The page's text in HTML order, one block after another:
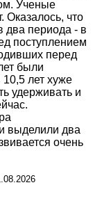
Ученые
Оказалось, что
два периода - в
поступлением
перед
были
10,5 лет хуже
удерживать и
выделили два
очень